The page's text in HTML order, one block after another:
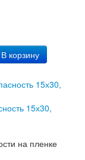
В корзину
15х30,